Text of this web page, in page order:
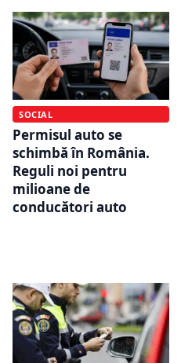
SOCIAL
Permisul auto se
schimbă în România.
Reguli noi pentru
milioane de
conducători auto